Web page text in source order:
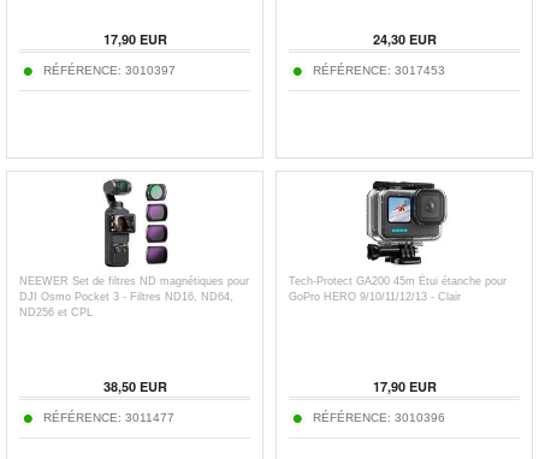
17,90EUR
RÉFÉRENCE: 3010397
24,30EUR
RÉFÉRENCE: 3017453
NEEWER Set de filtres ND magnétiques pour
DJI Osmo Pocket 3 - Filtres ND16, ND64,
ND256 et CPL
38,50EUR
RÉFÉRENCE: 3011477
Tech-Protect GA200 45m Étui étanche pour
GoPro HERO 9/10/11/12/13 - Clair
17,90EUR
RÉFÉRENCE: 3010396